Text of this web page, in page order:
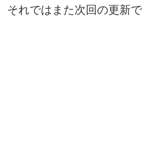
それではまた次回の更新